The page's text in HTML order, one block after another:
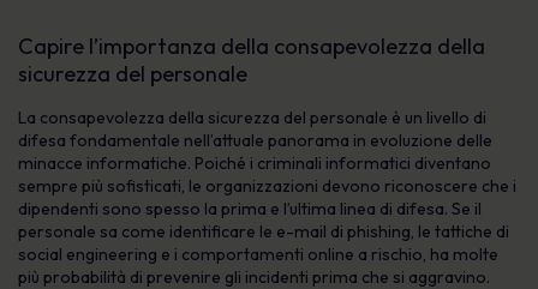
Capire l’importanza della consapevolezza della
sicurezza del personale
La consapevolezza della sicurezza del personale è un livello di
difesa fondamentale nell’attuale panorama in evoluzione delle
minacce informatiche. Poiché i criminali informatici diventano
sempre più sofisticati, le organizzazioni devono riconoscere che i
dipendenti sono spesso la prima e l’ultima linea di difesa. Se il
personale sa come identificare le e-mail di phishing, le tattiche di
social engineering e i comportamenti online a rischio, ha molte
più probabilità di prevenire gli incidenti prima che si aggravino.